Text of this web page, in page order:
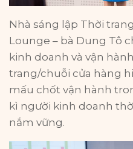
Nhà sáng lập Thời
Lounge – bà Dung Tô
kinh doanh và vận
trang/chuỗi cửa hàng
mấu chốt vận hành
kì người kinh doanh
nắm vững.